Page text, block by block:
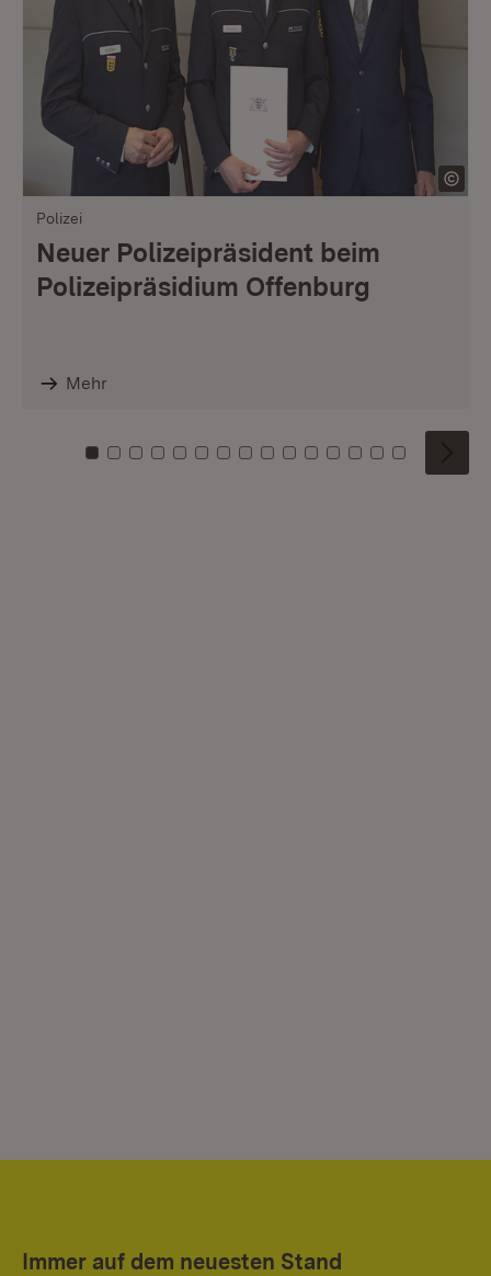
Polizei
Neuer Polizeipräsident beim
Polizeipräsidium Offenburg
Mehr
Zu Kachel: 0
Zu Kachel: 1
Zu Kachel: 2
Zu Kachel: 3
Zu Kachel: 4
Zu Kachel: 5
Zu Kachel: 6
Zu Kachel: 7
Zu Kachel: 8
Zu Kachel: 9
Zu Kachel: 10
Zu Kachel: 11
Zu Kachel: 12
Zu Kachel:
Zu
Immer auf dem neuesten Stand